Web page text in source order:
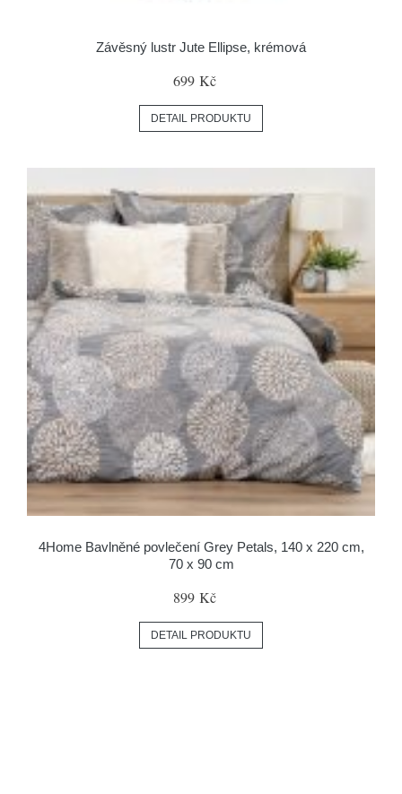
Závěsný lustr Jute Ellipse, krémová
699 Kč
DETAIL PRODUKTU
4Home Bavlněné povlečení Grey Petals, 140 x 220 cm,
70 x 90 cm
899 Kč
DETAIL PRODUKTU